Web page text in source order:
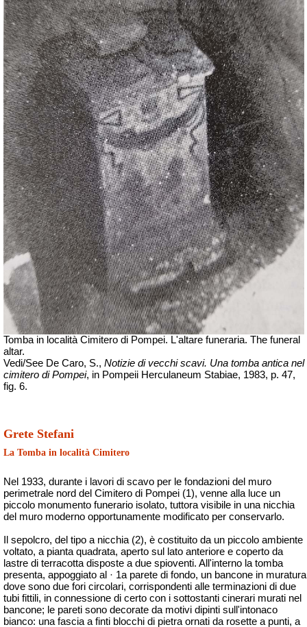
Tomba in località Cimitero di Pompei. L'altare funeraria. The funeral
altar.
Vedi/See De Caro, S., Notizie di vecchi scavi. Una tomba antica nel
cimitero di Pompei, in Pompeii Herculaneum Stabiae, 1983, p. 47,
fig. 6.
Grete Stefani
La Tomba in località Cimitero
Nel 1933, durante i lavori di scavo per le fondazioni del muro
perimetrale nord del Cimitero di Pompei (1), venne alla luce un
piccolo monumento funerario isolato, tuttora visibile in una nicchia
del muro moderno opportunamente modificato per conservarlo.
Il sepolcro, del tipo a nicchia (2), è costituito da un piccolo ambiente
voltato, a pianta quadrata, aperto sul lato anteriore e coperto da
lastre di terracotta disposte a due spioventi. All'interno la tomba
presenta, appoggiato al · 1a parete di fondo, un bancone in muratura
dove sono due fori circolari, corrispondenti alle terminazioni di due
tubi fittili, in connessione di certo con i sottostanti cinerari murati nel
bancone; le pareti sono decorate da motivi dipinti sull'intonaco
bianco: una fascia a finti blocchi di pietra ornati da rosette a punti, a